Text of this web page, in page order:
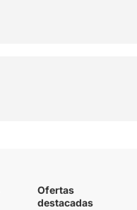
Ofertas
destacadas